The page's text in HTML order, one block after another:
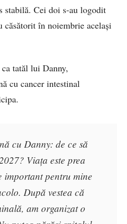
stabilă. Cei doi s-au logodit
căsătorit în noiembrie același
tatăl lui Danny,
cu cancer intestinal
cu Danny: de ce să
Viața este prea
important pentru mine
După vestea că
am organizat o